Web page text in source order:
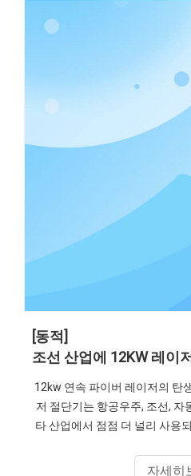
[동적]
조선 산업에 12KW 레이
12kw 연속 파이버 레이저의 탄
저 절단기는 항공우주, 조선, 자
타 산업에서 점점 더 널리 사용
자세히